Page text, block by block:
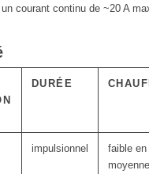
courant continu de ~20 A
DURÉE
impulsionnel
faible en
moyenne